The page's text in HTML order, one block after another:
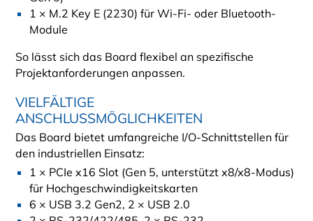
1 × M.2 Key E (2230) für Wi-Fi- oder Bluetooth-
Module
So lässt sich das Board flexibel an spezifische
Projektanforderungen anpassen.
VIELFÄLTIGE
ANSCHLUSSMÖGLICHKEITEN
Das Board bietet umfangreiche I/O-Schnittstellen für
den industriellen Einsatz:
1 × PCIe x16 Slot (Gen 5, unterstützt x8/x8-Modus)
für Hochgeschwindigkeitskarten
6 × USB 3.2 Gen2, 2 × USB 2.0